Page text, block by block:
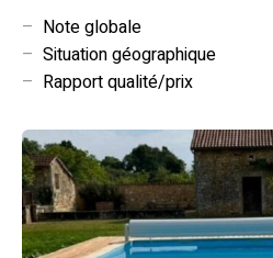
– Note globale
– Situation géographique
– Rapport qualité/prix